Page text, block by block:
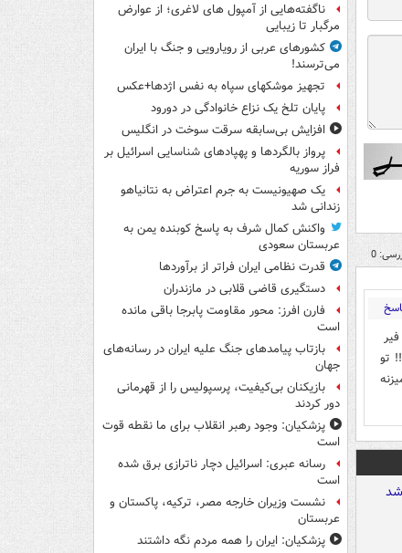
0
تو
ناگفته‌هایی از آمپول های لاغری؛ از عوارض
مرگبار تا زیبایی
کشورهای عربی از رویارویی و جنگ با ایران
می‌ترسند!
تجهیز موشکهای سپاه به نفس اژدها+عکس
پایان تلخ یک نزاع خانوادگی در دورود
افزایش بی‌سابقه سرقت سوخت در انگلیس
پرواز بالگردها و پهپادهای شناسایی اسرائیل بر
فراز سوریه
یک صهیونیست به جرم اعتراض به نتانیاهو
زندانی شد
واکنش کمال شرف به پاسخ کوبنده یمن به
عربستان سعودی
قدرت نظامی ایران فراتر از برآوردها
دستگیری قاضی قلابی در مازندران
فارن افرز: محور مقاومت پابرجا باقی مانده
است
بازتاب پیامدهای جنگ علیه ایران در رسانه‌های
جهان
بازیکنان بی‌کیفیت، پرسپولیس را از قهرمانی
دور کردند
پزشکیان: وجود رهبر انقلاب برای ما نقطه قوت
است
رسانه عبری: اسرائیل دچار ناترازی برق شده
است
نشست وزیران خارجه مصر، ترکیه، پاکستان و
عربستان
پزشکیان: ایران را همه مردم نگه داشتند